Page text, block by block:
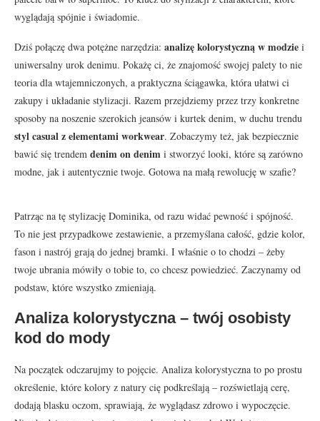
wyglądają spójnie i świadomie.
Dziś połączę dwa potężne narzędzia: analizę kolorystyczną w modzie i
uniwersalny urok denimu. Pokażę ci, że znajomość swojej palety to nie
teoria dla wtajemniczonych, a praktyczna ściągawka, która ułatwi ci
zakupy i układanie stylizacji. Razem przejdziemy przez trzy konkretne
sposoby na noszenie szerokich jeansów i kurtek denim, w duchu trendu
styl casual z elementami workwear. Zobaczymy też, jak bezpiecznie
bawić się trendem denim on denim i stworzyć looki, które są zarówno
modne, jak i autentycznie twoje. Gotowa na małą rewolucję w szafie?
Patrząc na tę stylizację Dominika, od razu widać pewność i spójność.
To nie jest przypadkowe zestawienie, a przemyślana całość, gdzie kolor,
fason i nastrój grają do jednej bramki. I właśnie o to chodzi – żeby
twoje ubrania mówiły o tobie to, co chcesz powiedzieć. Zaczynamy od
podstaw, które wszystko zmieniają.
Analiza kolorystyczna – twój osobisty
kod do mody
Na początek odczarujmy to pojęcie. Analiza kolorystyczna to po prostu
określenie, które kolory z natury cię podkreślają – rozświetlają cerę,
dodają blasku oczom, sprawiają, że wyglądasz zdrowo i wypoczęcie.